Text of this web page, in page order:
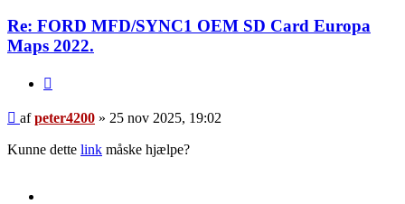
Re: FORD MFD/SYNC1 OEM SD Card Europa
Maps 2022.
Indlæg
afpeter4200 » 25 nov 2025, 19:02
Kunne dette link måske hjælpe?